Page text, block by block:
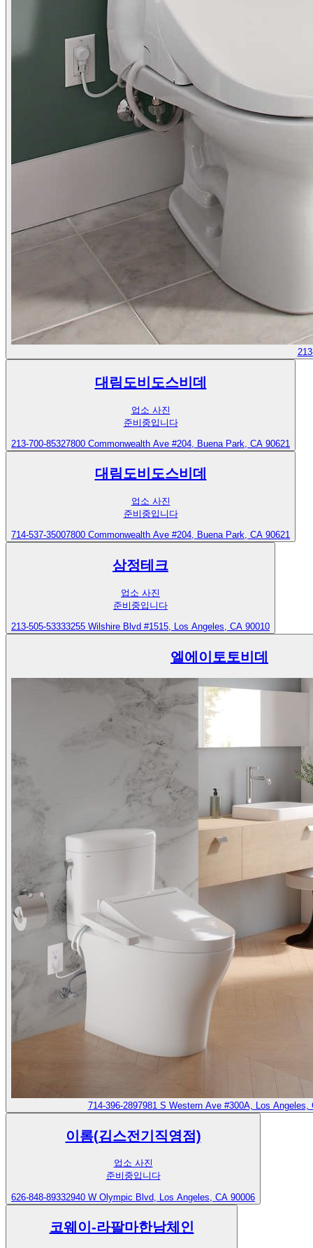
대림도비도스비데
업소 사진
준비중입니다
213-700-85327800 Commonwealth Ave #204, Buena Park, CA 90621
대림도비도스비데
업소 사진
준비중입니다
714-537-35007800 Commonwealth Ave #204, Buena Park, CA 90621
삼정테크
업소 사진
준비중입니다
213-505-53333255 Wilshire Blvd #1515, Los Angeles, CA 90010
엘에이토토비데
714-396-2897981 S Western Ave #300A, Los Angeles,
이롬(김스전기직영점)
업소 사진
준비중입니다
626-848-89332940 W Olympic Blvd, Los Angeles, CA 90006
코웨이-라팔마한남체인